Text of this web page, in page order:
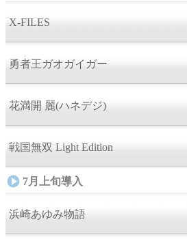
X-FILES
勇者王ガオガイガー
花満開 麗(ハネデジ)
戦国無双 Light Edition
7月上旬導入
浜崎あゆみ物語